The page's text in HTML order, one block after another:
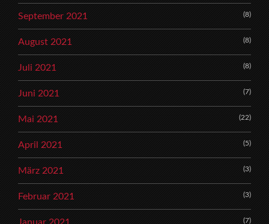
September 2021 (8)
August 2021 (8)
Juli 2021 (8)
Juni 2021 (7)
Mai 2021 (22)
April 2021 (5)
März 2021 (3)
Februar 2021 (3)
(7)